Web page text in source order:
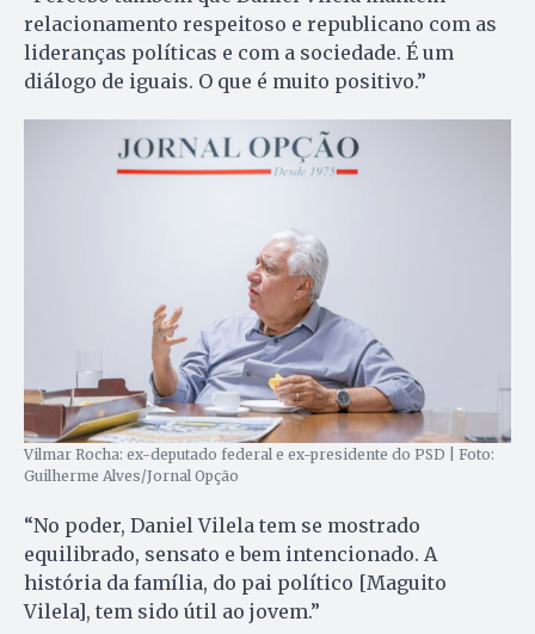
relacionamento respeitoso e republicano com as
lideranças políticas e com a sociedade. É um
diálogo de iguais. O que é muito positivo.”
Vilmar Rocha: ex-deputado federal e ex-presidente do PSD | Foto:
Guilherme Alves/Jornal Opção
“No poder, Daniel Vilela tem se mostrado
equilibrado, sensato e bem intencionado. A
história da família, do pai político [Maguito
Vilela], tem sido útil ao jovem.”